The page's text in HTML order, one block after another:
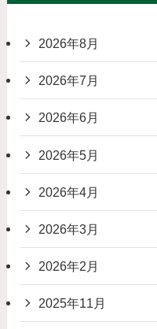
2026年8月
2026年7月
2026年6月
2026年5月
2026年4月
2026年3月
2026年2月
2025年11月